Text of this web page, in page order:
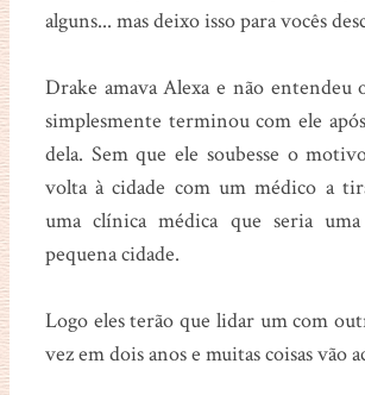
alguns... mas deixo isso para vocês
Drake amava Alexa e não entendeu
simplesmente terminou com ele
dela. Sem que ele soubesse o
volta à cidade com um médico a
uma clínica médica que seria
pequena cidade.
Logo eles terão que lidar um com
vez em dois anos e muitas coisas vão